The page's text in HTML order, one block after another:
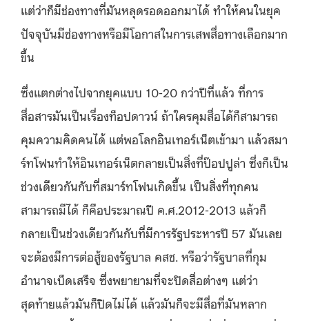
แต่ว่าก็มีช่องทางที่มันหลุดรอดออกมาได้ ทำให้คนในยุค
ปัจจุบันมีช่องทางหรือมีโอกาสในการเสพสื่อทางเลือกมาก
ขึ้น
ซึ่งแตกต่างไปจากยุคแบบ 10-20 กว่าปีที่แล้ว ที่การ
สื่อสารมันเป็นเรื่องท็อปดาวน์ ถ้าใครคุมสื่อได้ก็สามารถ
คุมความคิดคนได้ แต่พอโลกอินเทอร์เน็ตเข้ามา แล้วสมา
ร์ทโฟนทำให้อินเทอร์เน็ตกลายเป็นสิ่งที่ป๊อปปูล่า ซึ่งก็เป็น
ช่วงเดียวกันกับที่สมาร์ทโฟนเกิดขึ้น เป็นสิ่งที่ทุกคน
สามารถมีได้ ก็คือประมาณปี ค.ศ.2012-2013 แล้วก็
กลายเป็นช่วงเดียวกันกับที่มีการรัฐประหารปี 57 มันเลย
จะต้องมีการต่อสู้ของรัฐบาล คสช. หรือว่ารัฐบาลที่กุม
อำนาจเบ็ดเสร็จ ซึ่งพยายามที่จะปิดสื่อต่างๆ แต่ว่า
สุดท้ายแล้วมันก็ปิดไม่ได้ แล้วมันก็จะมีสื่อที่มันหลาก